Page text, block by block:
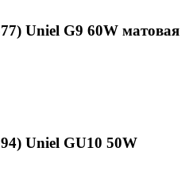
Uniel G9 60W матовая
Uniel GU10 50W